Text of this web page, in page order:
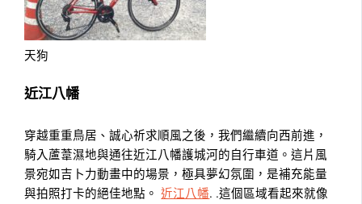
天狗
近江八幡
穿越重重鳥居、誠心祈求順風之後，我們繼續向西前進，
騎入蘆葦濕地與通往近江八幡護城河的自行車道。這片風
景宛如吉卜力動畫中的場景，極具夢幻氛圍，是補充能量
與拍照打卡的絕佳地點。近江八幡. .這個區域看起來就像